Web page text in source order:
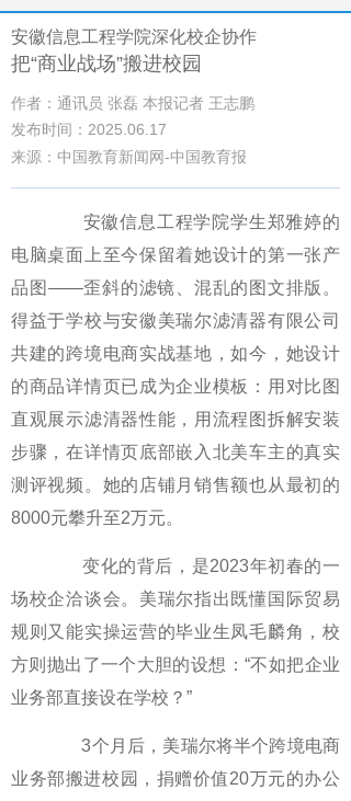
安徽信息工程学院深化校企协作
把“商业战场”搬进校园
作者：通讯员 张磊 本报记者 王志鹏
发布时间：2025.06.17
来源：中国教育新闻网-中国教育报
安徽信息工程学院学生郑雅婷的
电脑桌面上至今保留着她设计的第一张产
品图——歪斜的滤镜、混乱的图文排版。
得益于学校与安徽美瑞尔滤清器有限公司
共建的跨境电商实战基地，如今，她设计
的商品详情页已成为企业模板：用对比图
直观展示滤清器性能，用流程图拆解安装
步骤，在详情页底部嵌入北美车主的真实
测评视频。她的店铺月销售额也从最初的
8000元攀升至2万元。
变化的背后，是2023年初春的一
场校企洽谈会。美瑞尔指出既懂国际贸易
规则又能实操运营的毕业生凤毛麟角，校
方则抛出了一个大胆的设想：“不如把企业
业务部直接设在学校？”
3个月后，美瑞尔将半个跨境电商
业务部搬进校园，捐赠价值20万元的办公